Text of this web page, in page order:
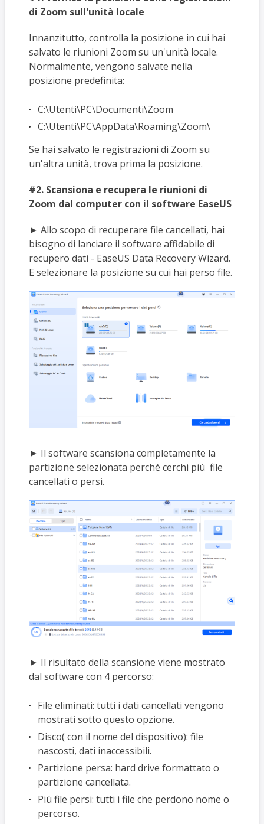
di Zoom sull'unità locale
Innanzitutto, controlla la posizione in cui hai
salvato le riunioni Zoom su un'unità locale.
Normalmente, vengono salvate nella
posizione predefinita:
C:\Utenti\PC\Documenti\Zoom
C:\Utenti\PC\AppData\Roaming\Zoom\
Se hai salvato le registrazioni di Zoom su
un'altra unità, trova prima la posizione.
#2. Scansiona e recupera le riunioni di
Zoom dal computer con il software EaseUS
► Allo scopo di recuperare file cancellati, hai
bisogno di lanciare il software affidabile di
recupero dati - EaseUS Data Recovery Wizard.
E selezionare la posizione su cui hai perso file.
► Il software scansiona completamente la
partizione selezionata perché cerchi più file
cancellati o persi.
► Il risultato della scansione viene mostrato
dal software con 4 percorso:
File eliminati: tutti i dati cancellati vengono
mostrati sotto questo opzione.
Disco( con il nome del dispositivo): file
nascosti, dati inaccessibili.
Partizione persa: hard drive formattato o
partizione cancellata.
Più file persi: tutti i file che perdono nome o
percorso.